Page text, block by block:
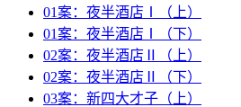
01案：夜半酒店Ⅰ（上）
01案：夜半酒店Ⅰ（下）
02案：夜半酒店Ⅱ（上）
02案：夜半酒店Ⅱ（下）
03案：新四大才子（上）